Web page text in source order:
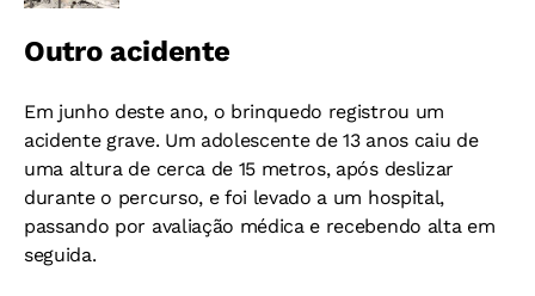
Outro acidente
Em junho deste ano, o brinquedo registrou um
acidente grave. Um adolescente de 13 anos caiu de
uma altura de cerca de 15 metros, após deslizar
durante o percurso, e foi levado a um hospital,
passando por avaliação médica e recebendo alta em
seguida.